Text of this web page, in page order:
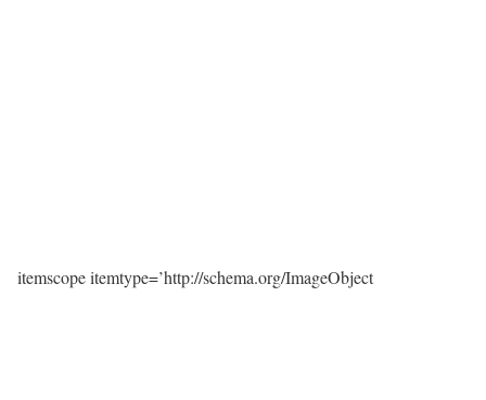
itemscope itemtype=’http://schema.org/ImageObject